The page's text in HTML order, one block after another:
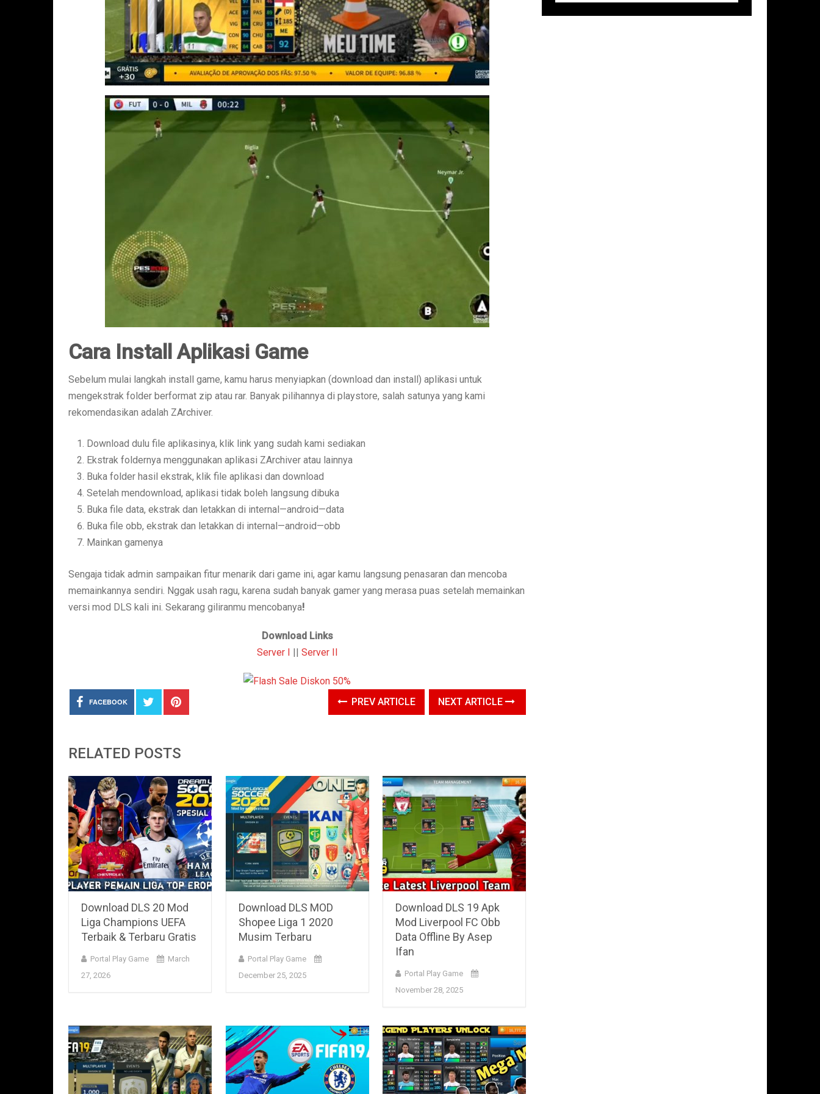
Cara Install Aplikasi Game
Sebelum mulai langkah install game, kamu harus menyiapkan (download dan install) aplikasi untuk
mengekstrak folder berformat zip atau rar. Banyak pilihannya di playstore, salah satunya yang kami
rekomendasikan adalah ZArchiver.
Download dulu file aplikasinya, klik link yang sudah kami sediakan
Ekstrak foldernya menggunakan aplikasi ZArchiver atau lainnya
Buka folder hasil ekstrak, klik file aplikasi dan download
Setelah mendownload, aplikasi tidak boleh langsung dibuka
Buka file data, ekstrak dan letakkan di internal—android—data
Buka file obb, ekstrak dan letakkan di internal—android—obb
Mainkan gamenya
Sengaja tidak admin sampaikan fitur menarik dari game ini, agar kamu langsung penasaran dan mencoba
memainkannya sendiri. Nggak usah ragu, karena sudah banyak gamer yang merasa puas setelah memainkan
versi mod DLS kali ini. Sekarang giliranmu mencobanya!
Download Links
Server I
Server II
FACEBOOK PREV ARTICLE NEXT ARTICLE
RELATED POSTS
Download DLS 20 Mod
Liga Champions UEFA
Terbaik & Terbaru Gratis
Portal Play Game
March
27, 2026
Download DLS MOD
Shopee Liga 1 2020
Musim Terbaru
Portal Play Game
December 25, 2025
Download DLS 19 Apk
Mod Liverpool FC Obb
Data Offline By Asep
Ifan
Portal Play Game
November 28, 2025